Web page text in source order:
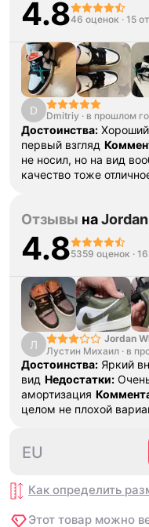
Тройная
Товар сертифицирован
Проверяем на
по 16 параметрам.
Если придёт подделка
в трёхкратном размере.
Как мы провеяем
4.846 оценок · 15
D Dmitriy · в прошлом
Достоинства:
первый взгляд
не носил, но на вид
качество тоже
Отзывы наJordan
4.85359 оценок ·
Л
Jordan
"Bright
Лустин Михаил · в
Достоинства: Яркий
вид Недостатки:
амортизация
целом не плохой
множество других
баскетбольных
EU
Как определить
Этот товар можно